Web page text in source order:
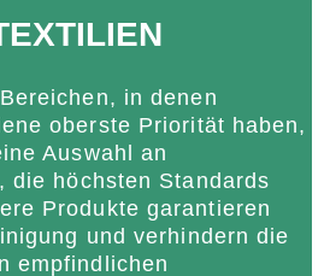
in denen
oberste Priorität haben,
Auswahl an
die höchsten Standards
Produkte garantieren
und verhindern die
empfindlichen